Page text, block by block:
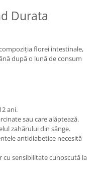
Durata
florei intestinale,
după o lună de consum
ani.
sau care alăptează.
zahărului din sânge.
antidiabetice necesită
sensibilitate cunoscută la